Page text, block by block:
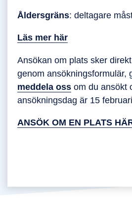
Åldersgräns: deltagare
Läs mer här
Ansökan om plats sker
genom ansökningsformulär,
meddela oss om du ansökt
ansökningsdag är 15
ANSÖK OM EN PLATS